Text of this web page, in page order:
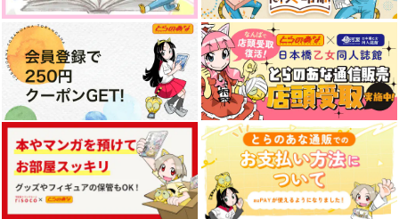
リリスの火の粉
セ氏
944円（税込）
鈴木入間×アスモデウス
ロクシモ
福兎屋
629円（税込）
善法寺伊作
ゆめぼん２
うそわずらい
1,320円（税込）
944円（税込）
ヒプノシスマイク
サンプル
カート
1,572円 （税込）
ヒプノシスマイク
毒島メイソン理鶯
碧棺左馬刻
入間銃兎
サンプル
カート
専売 858円（税込）
ヒプノシスマイク
伊弉冉一二三×観音坂独歩
サンプル
カート